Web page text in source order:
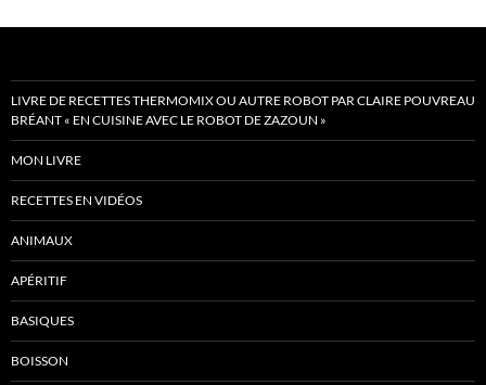
LIVRE DE RECETTES THERMOMIX OU AUTRE ROBOT PAR CLAIRE POUVREAU
BRÉANT « EN CUISINE AVEC LE ROBOT DE ZAZOUN »
MON LIVRE
RECETTES EN VIDÉOS
ANIMAUX
APÉRITIF
BASIQUES
BOISSON